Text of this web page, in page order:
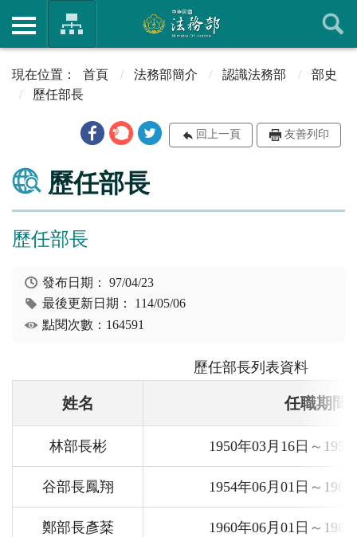
首頁 法務部簡介 認識法務部
部史
歷任部長
回上一頁 友善列印
歷任部長
歷任部長
發布日期：97/04/23
最後更新日期： 114/05/06
點閱次數：164591
歷任部長列表資料
姓名 任職期間
林部長彬 1950年03月16日～
谷部長鳳翔 1954年06月01日～
鄭部長彥棻 1960年06月01日～